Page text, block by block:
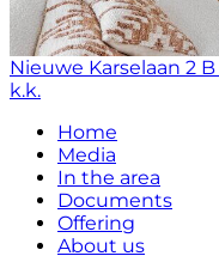
Nieuwe Karselaan 2 B
k.k.
Home
Media
In the area
Documents
Offering
About us